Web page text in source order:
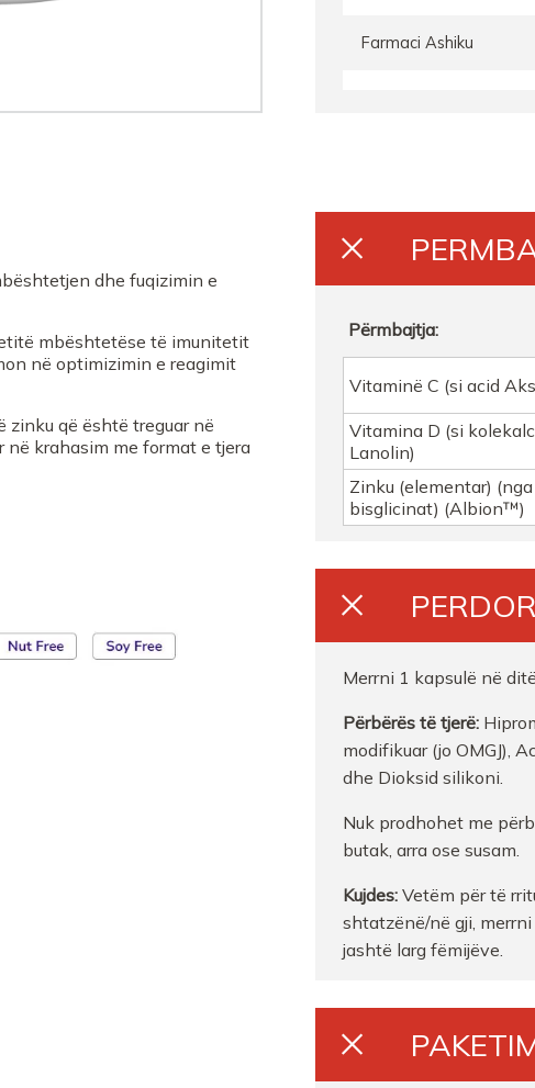
Farmaci Ashiku
FARMACI SUELA
Farmaci Elda
FARMACI BUTRINTI
Farmaci Elda
dhe fuqizimin e
mbështetëse të imunitetit
në optimizimin e reagimit
zinku që është treguar në
krahasim me format e tjera
Përmbajtja:
Vitaminë C (si acid
Vitamina D (si
Lanolin)
Zinku (elementar)
bisglicinat) (Albion™)
Merrni 1 kapsulë në
Përbërës të tjerë:
modifikuar (jo OMGJ),
dhe Dioksid silikoni.
Nuk prodhohet me
butak, arra ose susam.
Kujdes: Vetëm për të
shtatzënë/në gji,
jashtë larg fëmijëve.